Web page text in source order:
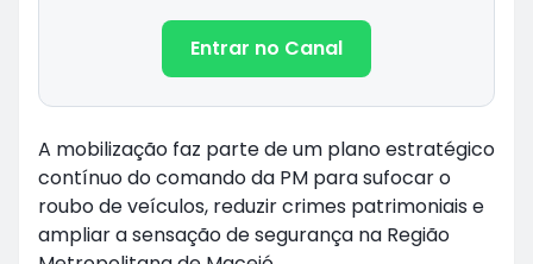
Entrar no Canal
A mobilização faz parte de um plano estratégico
contínuo do comando da PM para sufocar o
roubo de veículos, reduzir crimes patrimoniais e
ampliar a sensação de segurança na Região